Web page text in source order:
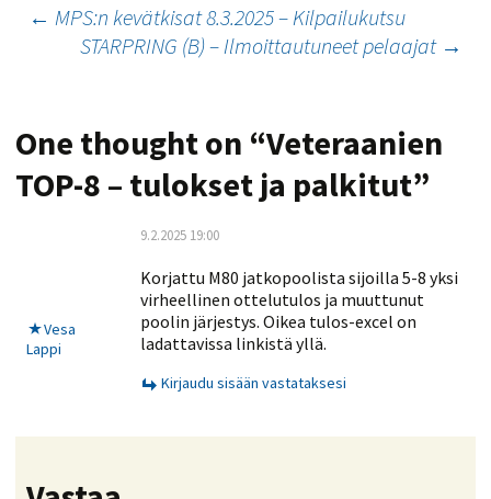
Artikkelien
selaus
← MPS:n kevätkisat 8.3.2025 – Kilpailukutsu
STARPRING (B) – Ilmoittautuneet pelaajat →
One thought on “Veteraanien
TOP-8 – tulokset ja palkitut”
Vesa
Lappi
9.2.2025 19:00
Korjattu M80 jatkopoolista sijoilla 5-8 yksi
virheellinen ottelutulos ja muuttunut
poolin järjestys. Oikea tulos-excel on
ladattavissa linkistä yllä.
Kirjaudu sisään vastataksesi